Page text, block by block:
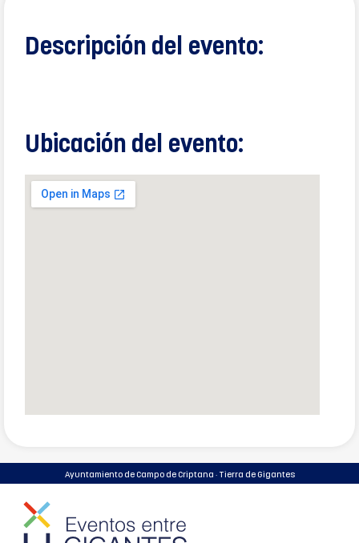
Descripción del evento:
Ubicación del evento:
Ayuntamiento de Campo de Criptana · Tierra de Gigantes